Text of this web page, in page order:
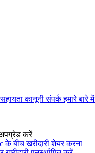
सहायता कानूनी संपर्क हमारे बारे में
करें
बीच खरीदारी शेयर करना